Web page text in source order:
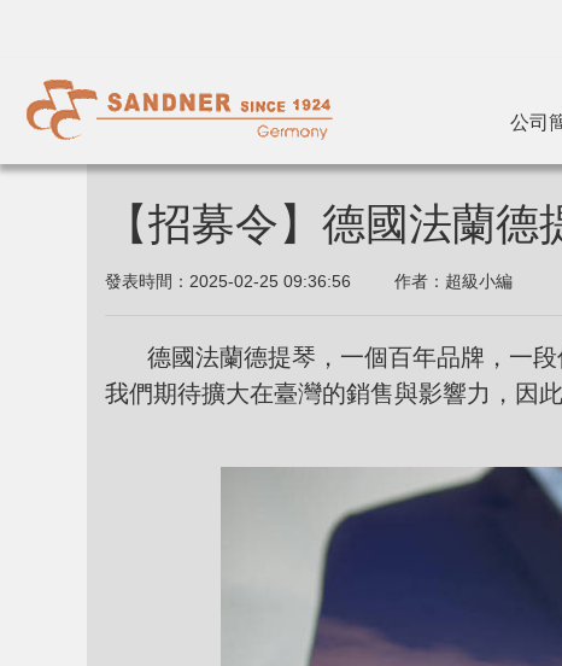
公司
【招募令】德國法蘭
發表時間： 2025-02-25 09:36:56 作者： 超級小編
德國法蘭德提琴，一個百年品牌，一段
我們期待擴大在臺灣的銷售與影響力，因